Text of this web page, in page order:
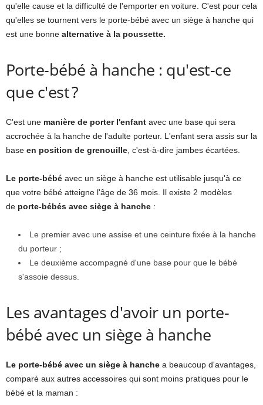
qu'elle cause et la difficulté de l'emporter en voiture. C'est pour cela
qu'elles se tournent vers le porte-bébé avec un siège à hanche qui
est une bonne alternative à la poussette.
Porte-bébé à hanche : qu'est-ce
que c'est ?
C'est une manière de porter l'enfant avec une base qui sera
accrochée à la hanche de l'adulte porteur. L'enfant sera assis sur la
base en position de grenouille , c'est-à-dire jambes écartées.
Le porte-bébé avec un siège à hanche est utilisable jusqu'à ce
que votre bébé atteigne l'âge de 36 mois. Il existe 2 modèles
de porte-bébés avec siège à hanche :
Le premier avec une assise et une ceinture fixée à la hanche
du porteur ;
Le deuxième accompagné d'une base pour que le bébé
s'assoie dessus.
Les avantages d'avoir un porte-
bébé avec un siège à hanche
Le porte-bébé avec un siège à hanche a beaucoup d'avantages,
comparé aux autres accessoires qui sont moins pratiques pour le
bébé et la maman :